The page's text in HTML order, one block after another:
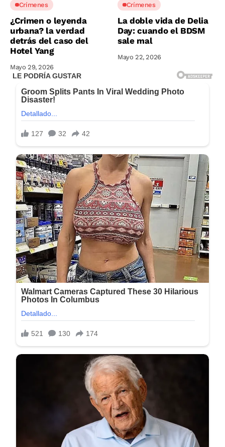
Crímenes
¿Crimen o leyenda
urbana? la verdad
detrás del caso del
Hotel Yang
Mayo 29, 2026
Crímenes
La doble vida de Delia
Day: cuando el BDSM
sale mal
Mayo 22, 2026